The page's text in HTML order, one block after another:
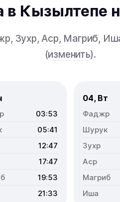
в Кызылтепе
Зухр, Аср, Магриб,
(изменить).
03:53
05:41
12:47
17:47
19:53
21:33
04, Вт